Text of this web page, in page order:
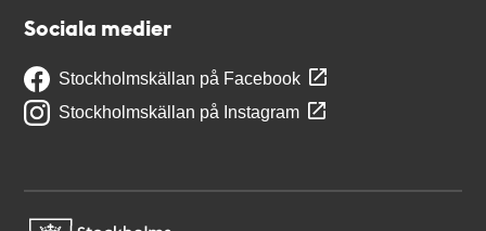
Sociala medier
Stockholmskällan på Facebook
Stockholmskällan på Instagram